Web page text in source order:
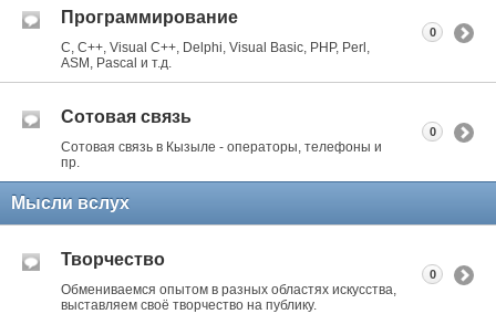
Программирование
C, C++, Visual C++, Delphi, Visual Basic, PHP, Perl,
ASM, Pascal и т.д.
0
Сотовая связь
Сотовая связь в Кызыле - операторы, телефоны и
пр.
0
Мысли вслух
Творчество
Обмениваемся опытом в разных областях искусства,
выставляем своё творчество на публику.
0